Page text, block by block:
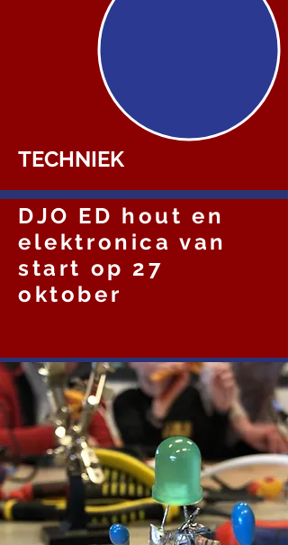
TECHNIEK
DJO ED hout en
elektronica van
start op 27
oktober